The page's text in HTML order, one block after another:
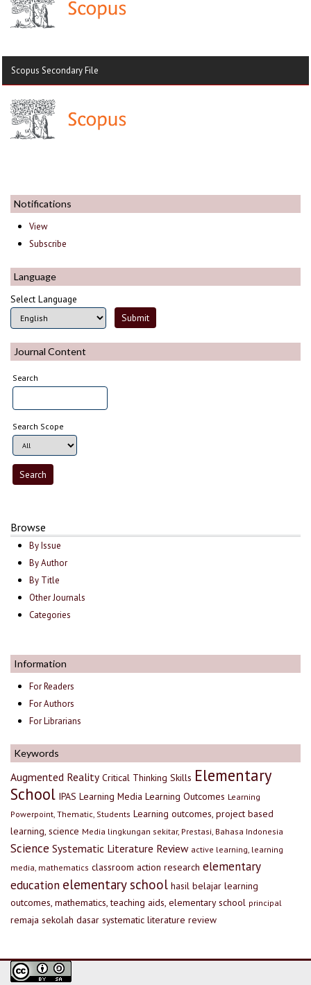
Scopus Secondary File
Notifications
View
Subscribe
Language
Select Language
Journal Content
Search
Search Scope
Browse
By Issue
By Author
By Title
Other Journals
Categories
Information
For Readers
For Authors
For Librarians
Keywords
Augmented Reality Critical Thinking Skills Elementary
School IPAS Learning Media Learning Outcomes Learning
Powerpoint, Thematic, Students Learning outcomes, project based
learning, science Media lingkungan sekitar, Prestasi, Bahasa Indonesia
Science Systematic Literature Review active learning, learning
media, mathematics classroom action research elementary
education elementary school hasil belajar learning
outcomes, mathematics, teaching aids, elementary school principal
remaja sekolah dasar systematic literature review